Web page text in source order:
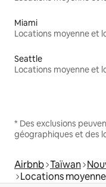
Miami
Seattle
* Des exclusions
géographiques et des
Airbnb Taïwan
Locations